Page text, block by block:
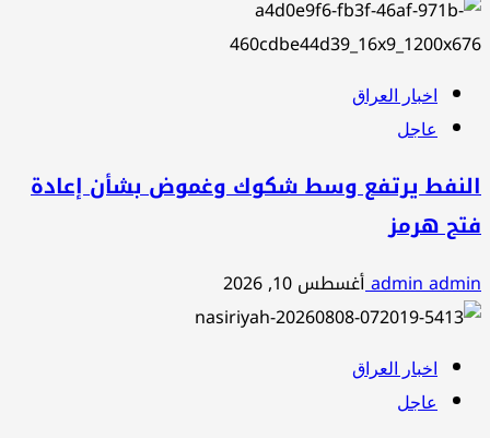
اخبار العراق
عاجل
النفط يرتفع وسط شكوك وغموض بشأن إعادة
فتح هرمز
admin adminأغسطس 10, 2026
اخبار العراق
عاجل